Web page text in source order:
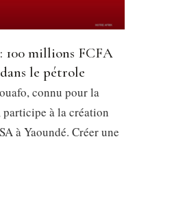
100 millions FCFA
le pétrole
connu pour la
participe à la création
à Yaoundé. Créer une